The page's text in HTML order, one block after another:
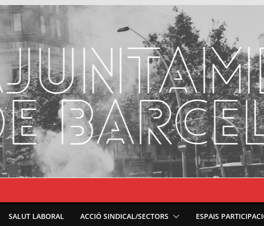
SALUT LABORAL ACCIÓ SINDICAL/SECTORS ESPAIS